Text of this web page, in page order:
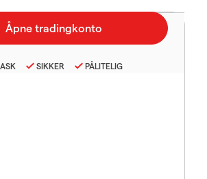
SIKKER PÅLITELIG